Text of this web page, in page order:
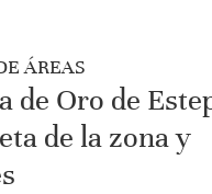
ÁREAS
de Oro de
de la zona y